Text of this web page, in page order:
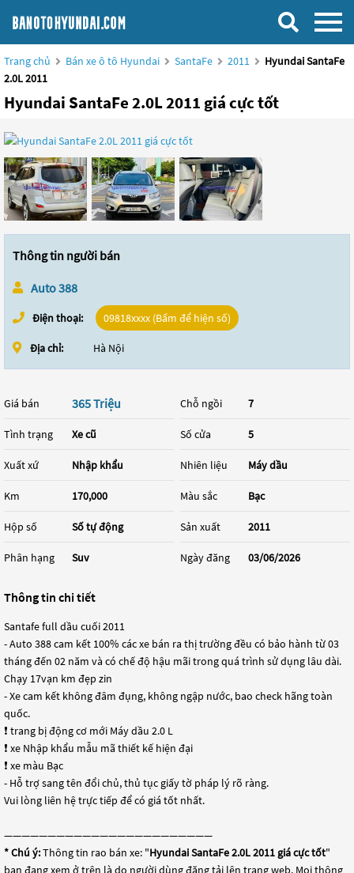
Trang chủ Bán xe ô tô Hyundai SantaFe 2011
Hyundai SantaFe
2.0L 2011
Hyundai SantaFe 2.0L 2011 giá cực tốt
Thông tin người bán
Auto 388
Điện thoại: 09818xxxx (Bấm để hiện số)
Địa chỉ: Hà Nội
Giá bán 365 Triệu
Tình trạng Xe cũ
Xuất xứ Nhập khẩu
Km 170,000
Hộp số Số tự động
Phân hạng Suv
Chỗ ngồi 7
Số cửa 5
Nhiên liệu Máy dầu
Màu sắc Bạc
Sản xuất 2011
Ngày đăng 03/06/2026
Thông tin chi tiết
Santafe full dầu cuối 2011
- Auto 388 cam kết 100% các xe bán ra thị trường đều có bảo hành từ 03
tháng đến 02 năm và có chế độ hậu mãi trong quá trình sử dụng lâu dài.
Chạy 17vạn km đẹp zin
- Xe cam kết không đâm đụng, không ngập nước, bao check hãng toàn
quốc.
❗️ trang bị động cơ mới Máy dầu 2.0 L
❗️ xe Nhập khẩu mẫu mã thiết kế hiện đại
❗️ xe màu Bạc
- Hỗ trợ sang tên đổi chủ, thủ tục giấy tờ pháp lý rõ ràng.
Vui lòng liên hệ trực tiếp để có giá tốt nhất.
————————————————————————
* Chú ý:Thông tin rao bán xe: "Hyundai SantaFe 2.0L 2011 giá cực tốt"
bạn đang xem ở trên là do người dùng đăng tải lên trang web. Mọi thông